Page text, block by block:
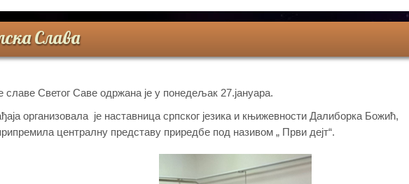
Слава
Светог Саве одржана је у понедељак 27.јануара.
организовала је наставница српског језика и књижевности Далиборка Божић,
централну представу приредбе под називом „ Први дејт“.